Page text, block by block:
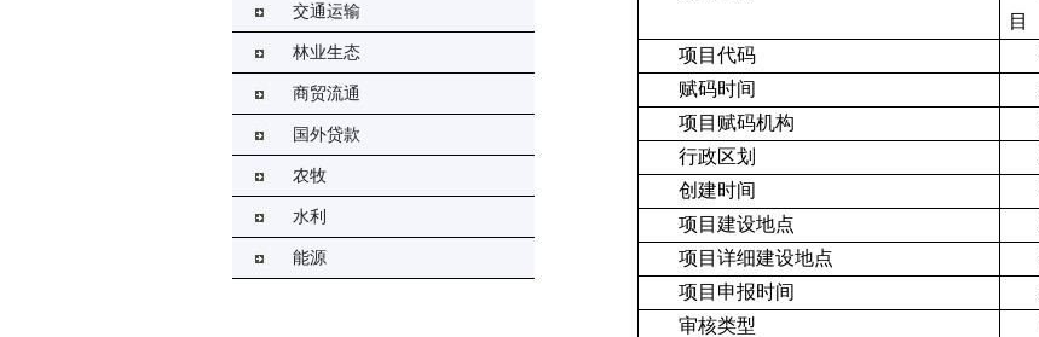
交通运输
林业生态
商贸流通
国外贷款
农牧
水利
能源
目
项目代码
赋码时间
项目赋码机构
行政区划
创建时间
项目建设地点
项目详细建设地点
项目申报时间
审核类型